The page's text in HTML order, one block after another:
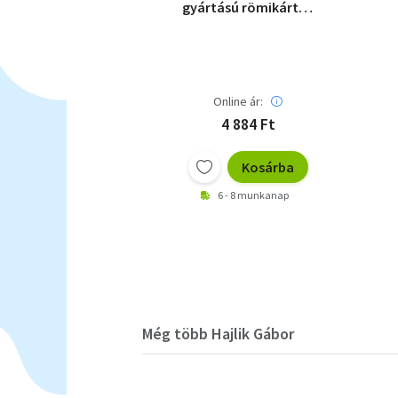
gyártású römikártya
Online ár:
4 884 Ft
Kosárba
6 - 8 munkanap
Még több Hajlik Gábor